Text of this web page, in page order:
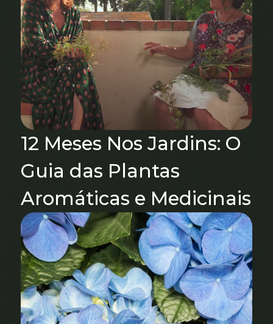
12 Meses Nos Jardins: O
Guia das Plantas
Aromáticas e Medicinais